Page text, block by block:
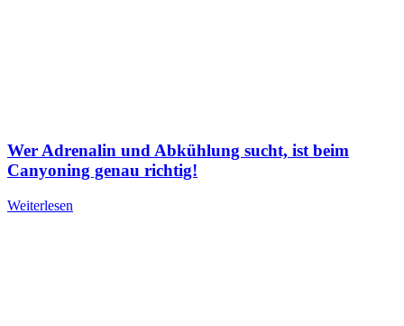
Wer Adrenalin und Abkühlung sucht, ist beim
Canyoning genau richtig!
Weiterlesen